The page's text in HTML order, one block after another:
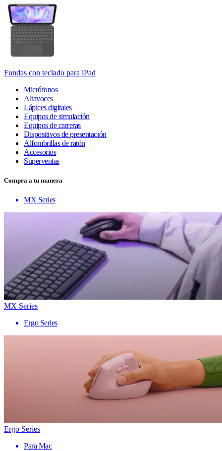
Fundas con teclado para iPad
Micrófonos
Altavoces
Lápices digitales
Equipos de simulación
Equipos de carreras
Dispositivos de presentación
Alfombrillas de ratón
Accesorios
Superventas
Compra a tu manera
MX Series
MX Series
Ergo Series
Ergo Series
Para Mac